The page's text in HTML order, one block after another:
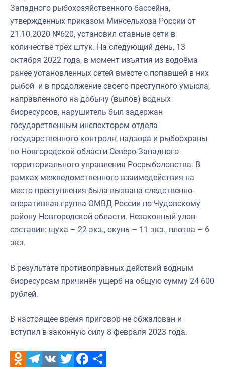
Западного рыбохозяйственного бассейна,
утвержденных приказом Минсельхоза России от
21.10.2020 №620, установил ставные сети в
количестве трех штук. На следующий день, 13
октября 2022 года, в момент изъятия из водоёма
ранее установленных сетей вместе с попавшей в них
рыбой и в продолжение своего преступного умысла,
направленного на добычу (вылов) водных
биоресурсов, нарушитель был задержан
государственным инспектором отдела
государственного контроля, надзора и рыбоохраны
по Новгородской области Северо-Западного
территориального управления Росрыболовства. В
рамках межведомственного взаимодействия на
место преступления была вызвана следственно-
оперативная группа ОМВД России по Чудовскому
району Новгородской области. Незаконный улов
составил: щука – 22 экз., окунь – 11 экз., плотва – 6
экз.
В результате противоправных действий водным
биоресурсам причинён ущерб на общую сумму 24 600
рублей.
В настоящее время приговор не обжалован и
вступил в законную силу 8 февраля 2023 года.